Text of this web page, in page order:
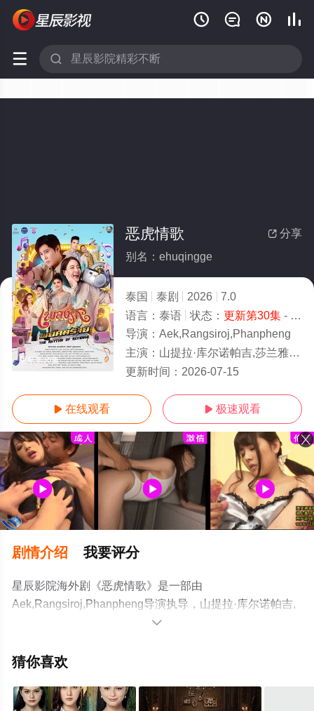
   
 
更新第30集
 分享
恶虎情歌
别名：ehuqingge
泰国 泰剧 2026
7.0
语言： 泰语 状态： 更新第30集- 免费在线观看
导演： Aek,Rangsiroj,Phanpheng
主演： 山提拉·库尔诺帕吉,莎兰雅·春哈萨特,维察亚蓬·亚姆萨德,彭蒂瓦·萨空查谙
更新时间： 2026-07-15
 在线观看  极速观看
剧情介绍 我要评分
星辰影院海外剧《恶虎情歌》是一部由
Aek,Rangsiroj,Phanpheng导演执导，山提拉·库尔诺帕吉,
莎兰雅·春哈萨特,维察亚蓬·亚姆萨德,彭蒂瓦·萨空查谙,彭帕
看高清未删减完整版电视剧全集就上星辰电影院，更多相
解。

猜你喜欢